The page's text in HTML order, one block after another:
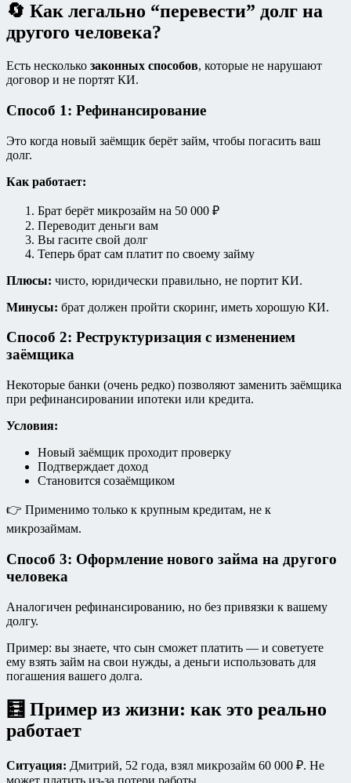
🔄 Как легально “перевести” долг на
другого человека?
Есть несколько законных способов, которые не нарушают
договор и не портят КИ.
Способ 1: Рефинансирование
Это когда новый заёмщик берёт займ, чтобы погасить ваш
долг.
Как работает:
Брат берёт микрозайм на 50 000 ₽
Переводит деньги вам
Вы гасите свой долг
Теперь брат сам платит по своему займу
Плюсы: чисто, юридически правильно, не портит КИ.
Минусы: брат должен пройти скоринг, иметь хорошую КИ.
Способ 2: Реструктуризация с изменением
заёмщика
Некоторые банки (очень редко) позволяют заменить заёмщика
при рефинансировании ипотеки или кредита.
Условия:
Новый заёмщик проходит проверку
Подтверждает доход
Становится созаёмщиком
👉 Применимо только к крупным кредитам, не к
микрозаймам.
Способ 3: Оформление нового займа на другого
человека
Аналогичен рефинансированию, но без привязки к вашему
долгу.
Пример: вы знаете, что сын сможет платить — и советуете
ему взять займ на свои нужды, а деньги использовать для
погашения вашего долга.
🧮 Пример из жизни: как это реально
работает
Ситуация: Дмитрий, 52 года, взял микрозайм 60 000 ₽. Не